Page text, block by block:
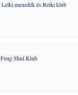
Lelki menedék és Reiki klub
Feng Shui Klub